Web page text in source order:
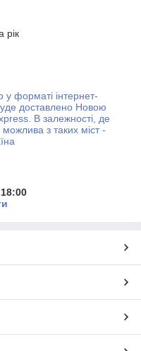
рік
форматі інтернет-
доставлено Новою
В залежності, де
з таких міст -